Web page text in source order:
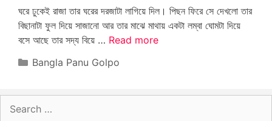
ঘরে ঢুকেই রাজা তার ঘরের দরজাটা লাগিয়ে দিল। পিছন ফিরে সে দেখলো তার
বিছানাটা ফুল দিয়ে সাজানো আর তার মাঝে মাথায় একটা লম্বা ঘোমটা দিয়ে
বসে আছে তার সদ্য বিয়ে … Read more
Categories
Bangla Panu Golpo
for: